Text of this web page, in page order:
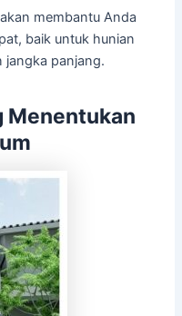
membantu Anda
baik untuk hunian
jangka panjang.
Menentukan